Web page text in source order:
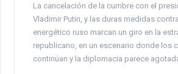
La cancelación de la cumbre con el
Vladimir Putin, y las duras medidas
energético ruso marcan un giro en la
republicano, en un escenario donde los
continúan y la diplomacia parece